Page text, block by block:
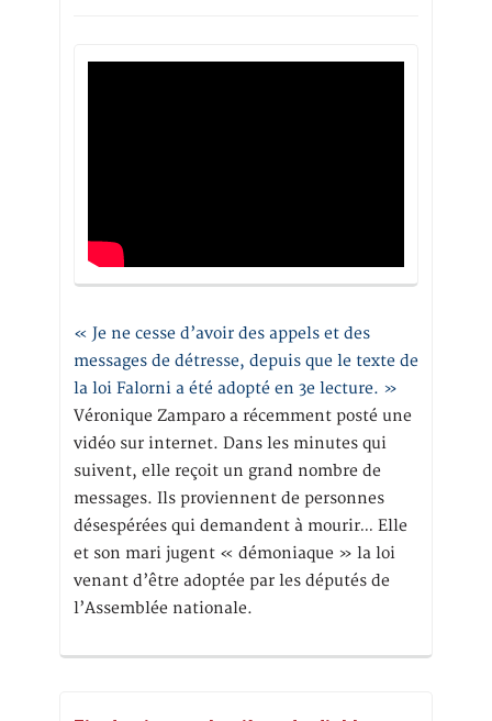
« Je ne cesse d’avoir des appels et des
messages de détresse, depuis que le texte de
la loi Falorni a été adopté en 3e lecture. »
Véronique Zamparo a récemment posté une
vidéo sur internet. Dans les minutes qui
suivent, elle reçoit un grand nombre de
messages. Ils proviennent de personnes
désespérées qui demandent à mourir… Elle
et son mari jugent « démoniaque » la loi
venant d’être adoptée par les députés de
l’Assemblée nationale.